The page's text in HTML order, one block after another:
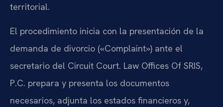
territorial.
El procedimiento inicia con la presentación de la
demanda de divorcio («Complaint») ante el
secretario del Circuit Court. Law Offices Of SRIS,
P.C. prepara y presenta los documentos
necesarios, adjunta los estados financieros y,